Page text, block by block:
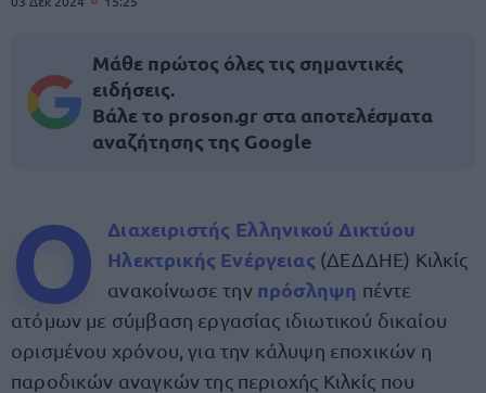
Μάθε πρώτος όλες τις σημαντικές
ειδήσεις.
Βάλε το proson.gr στα αποτελέσματα
αναζήτησης της Google
Ο
Διαχειριστής Ελληνικού Δικτύου
Ηλεκτρικής Ενέργειας (ΔΕΔΔΗΕ) Κιλκίς
ανακοίνωσε την πρόσληψη πέντε
ατόμων με σύμβαση εργασίας ιδιωτικού δικαίου
ορισμένου χρόνου, για την κάλυψη εποχικών η
παροδικών αναγκών της περιοχής Κιλκίς που